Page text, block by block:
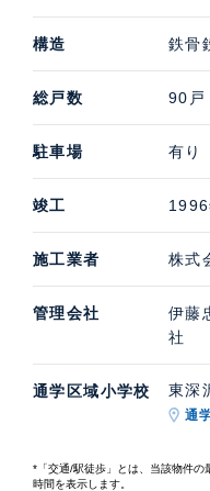
構造 鉄骨
総戸数 90戸
駐車場 有り
竣工 1996
施工業者 株式
管理会社
伊藤
社
通学区域小学校 東深
通
*「交通/駅徒歩」とは、当該物件の
時間を表示します。